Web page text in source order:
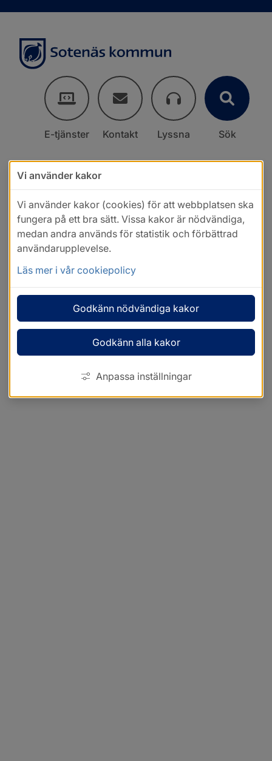
E-tjänster Kontakt Lyssna Sök
Vi använder kakor
Vi använder kakor (cookies) för att webbplatsen ska
fungera på ett bra sätt. Vissa kakor är nödvändiga,
medan andra används för statistik och förbättrad
användarupplevelse.
Läs mer i vår cookiepolicy
Godkänn nödvändiga kakor
Godkänn alla kakor
Anpassa inställningar